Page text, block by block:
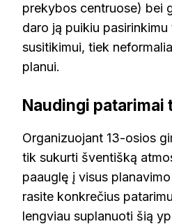
prekybos centruose) bei
daro ją puikiu
susitikimui, tiek
planui.
Naudingi patarimai
Organizuojant 13-osios
tik sukurti šventišką
paauglę į visus
rasite konkrečius
lengviau suplanuoti šią